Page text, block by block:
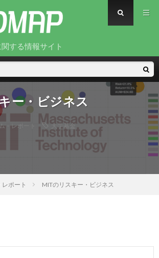
する情報サイト
ー・ビジネス
・レポート 大学基金
レポート MITのリスキー・ビジネス